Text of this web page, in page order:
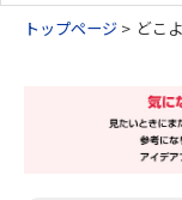
トップページ どこ